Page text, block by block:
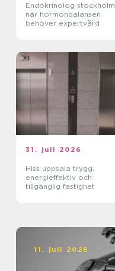
Endokrinolog stockholm
när hormonbalansen
behöver expertvård
31. juli 2026
Hiss uppsala trygg,
energieffektiv och
tillgänglig fastighet
11. juli 2026